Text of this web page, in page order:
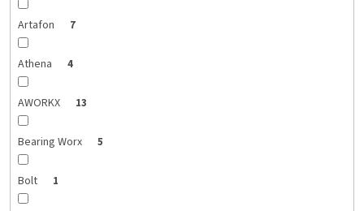
Artafon 7
Athena 4
AWORKX 13
Bearing Worx 5
Bolt 1